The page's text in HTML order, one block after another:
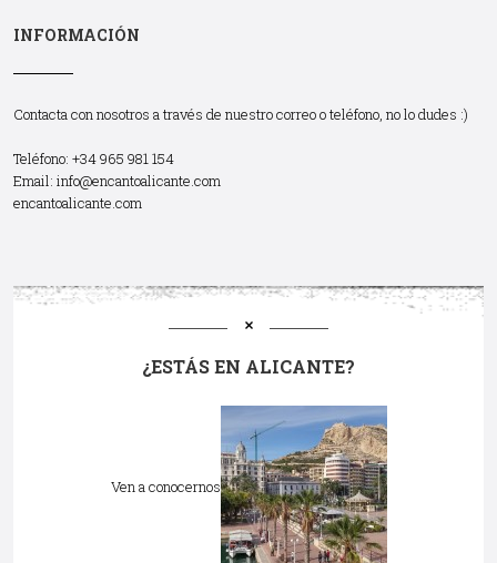
INFORMACIÓN
Contacta con nosotros a través de nuestro correo o teléfono, no lo dudes :)
Teléfono: +34 965 981 154
Email: info@encantoalicante.com
encantoalicante.com
¿ESTÁS EN ALICANTE?
Ven a conocernos